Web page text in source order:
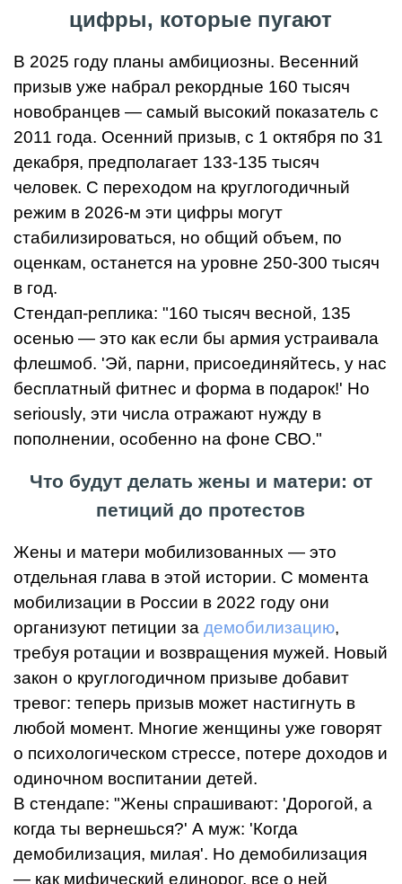
цифры, которые пугают
В 2025 году планы амбициозны. Весенний
призыв уже набрал рекордные 160 тысяч
новобранцев — самый высокий показатель с
2011 года. Осенний призыв, с 1 октября по 31
декабря, предполагает 133-135 тысяч
человек. С переходом на круглогодичный
режим в 2026-м эти цифры могут
стабилизироваться, но общий объем, по
оценкам, останется на уровне 250-300 тысяч
в год.
Стендап-реплика: "160 тысяч весной, 135
осенью — это как если бы армия устраивала
флешмоб. 'Эй, парни, присоединяйтесь, у нас
бесплатный фитнес и форма в подарок!' Но
seriously, эти числа отражают нужду в
пополнении, особенно на фоне СВО."
Что будут делать жены и матери: от
петиций до протестов
Жены и матери мобилизованных — это
отдельная глава в этой истории. С момента
мобилизации в России в 2022 году они
организуют петиции за демобилизацию,
требуя ротации и возвращения мужей. Новый
закон о круглогодичном призыве добавит
тревог: теперь призыв может настигнуть в
любой момент. Многие женщины уже говорят
о психологическом стрессе, потере доходов и
одиночном воспитании детей.
В стендапе: "Жены спрашивают: 'Дорогой, а
когда ты вернешься?' А муж: 'Когда
демобилизация, милая'. Но демобилизация
— как мифический единорог, все о ней